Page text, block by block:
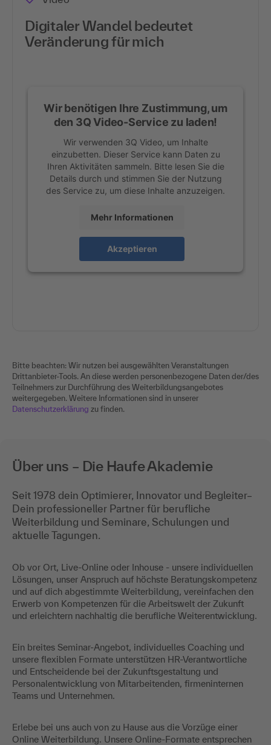
Digitaler Wandel bedeutet
Veränderung für mich
Wir benötigen Ihre Zustimmung, um
den 3Q Video-Service zu laden!
Wir verwenden 3Q Video, um Inhalte
einzubetten. Dieser Service kann Daten zu
Ihren Aktivitäten sammeln. Bitte lesen Sie die
Details durch und stimmen Sie der Nutzung
des Service zu, um diese Inhalte anzuzeigen.
Mehr Informationen
Akzeptieren
Bitte beachten: Wir nutzen bei ausgewählten Veranstaltungen
Drittanbieter-Tools. An diese werden personenbezogene Daten der/des
Teilnehmers zur Durchführung des Weiterbildungsangebotes
weitergegeben. Weitere Informationen sind in unserer
Datenschutzerklärung zu finden.
Über uns – Die Haufe Akademie
Seit 1978 dein Optimierer, Innovator und Begleiter–
Dein professioneller Partner für berufliche
Weiterbildung und Seminare, Schulungen und
aktuelle Tagungen.
Ob vor Ort, Live-Online oder Inhouse - unsere individuellen
Lösungen, unser Anspruch auf höchste Beratungskompetenz
und auf dich abgestimmte Weiterbildung, vereinfachen den
Erwerb von Kompetenzen für die Arbeitswelt der Zukunft
und erleichtern nachhaltig die berufliche Weiterentwicklung.
Ein breites Seminar-Angebot, individuelles Coaching und
unsere flexiblen Formate unterstützen HR-Verantwortliche
und Entscheidende bei der Zukunftsgestaltung und
Personalentwicklung von Mitarbeitenden, firmeninternen
Teams und Unternehmen.
Erlebe bei uns auch von zu Hause aus die Vorzüge einer
Online Weiterbildung. Unsere Online-Formate entsprechen